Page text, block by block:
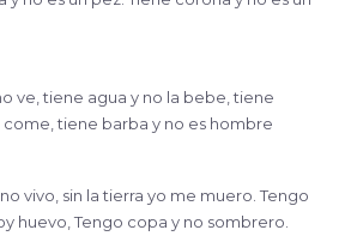
ve, tiene agua y no la bebe, tiene
tiene barba y no es hombre
vivo, sin la tierra yo me muero. Tengo
huevo, Tengo copa y no sombrero.